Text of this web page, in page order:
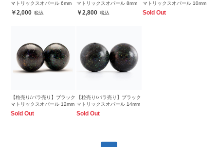
マトリックスオパール 6mm
2,000
マトリックスオパール 8mm
2,800
マトリックスオパール 10mm
Sold Out
【粒売り/バラ売り】ブラック
マトリックスオパール 12mm
Sold Out
【粒売り/バラ売り】ブラック
マトリックスオパール 14mm
Sold Out